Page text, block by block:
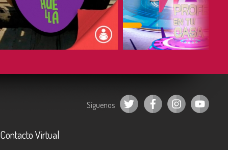
COMPARTIR COMPARTIR
Síguenos
Contacto Virtual